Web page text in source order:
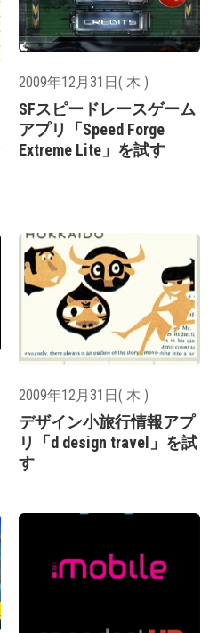
2009年12月31日( 木 )
SFスピードレースゲーム
アプリ「Speed Forge
Extreme Lite」を試す
2009年12月31日( 木 )
デザイン小旅行情報アプ
リ「d design travel」を試
す